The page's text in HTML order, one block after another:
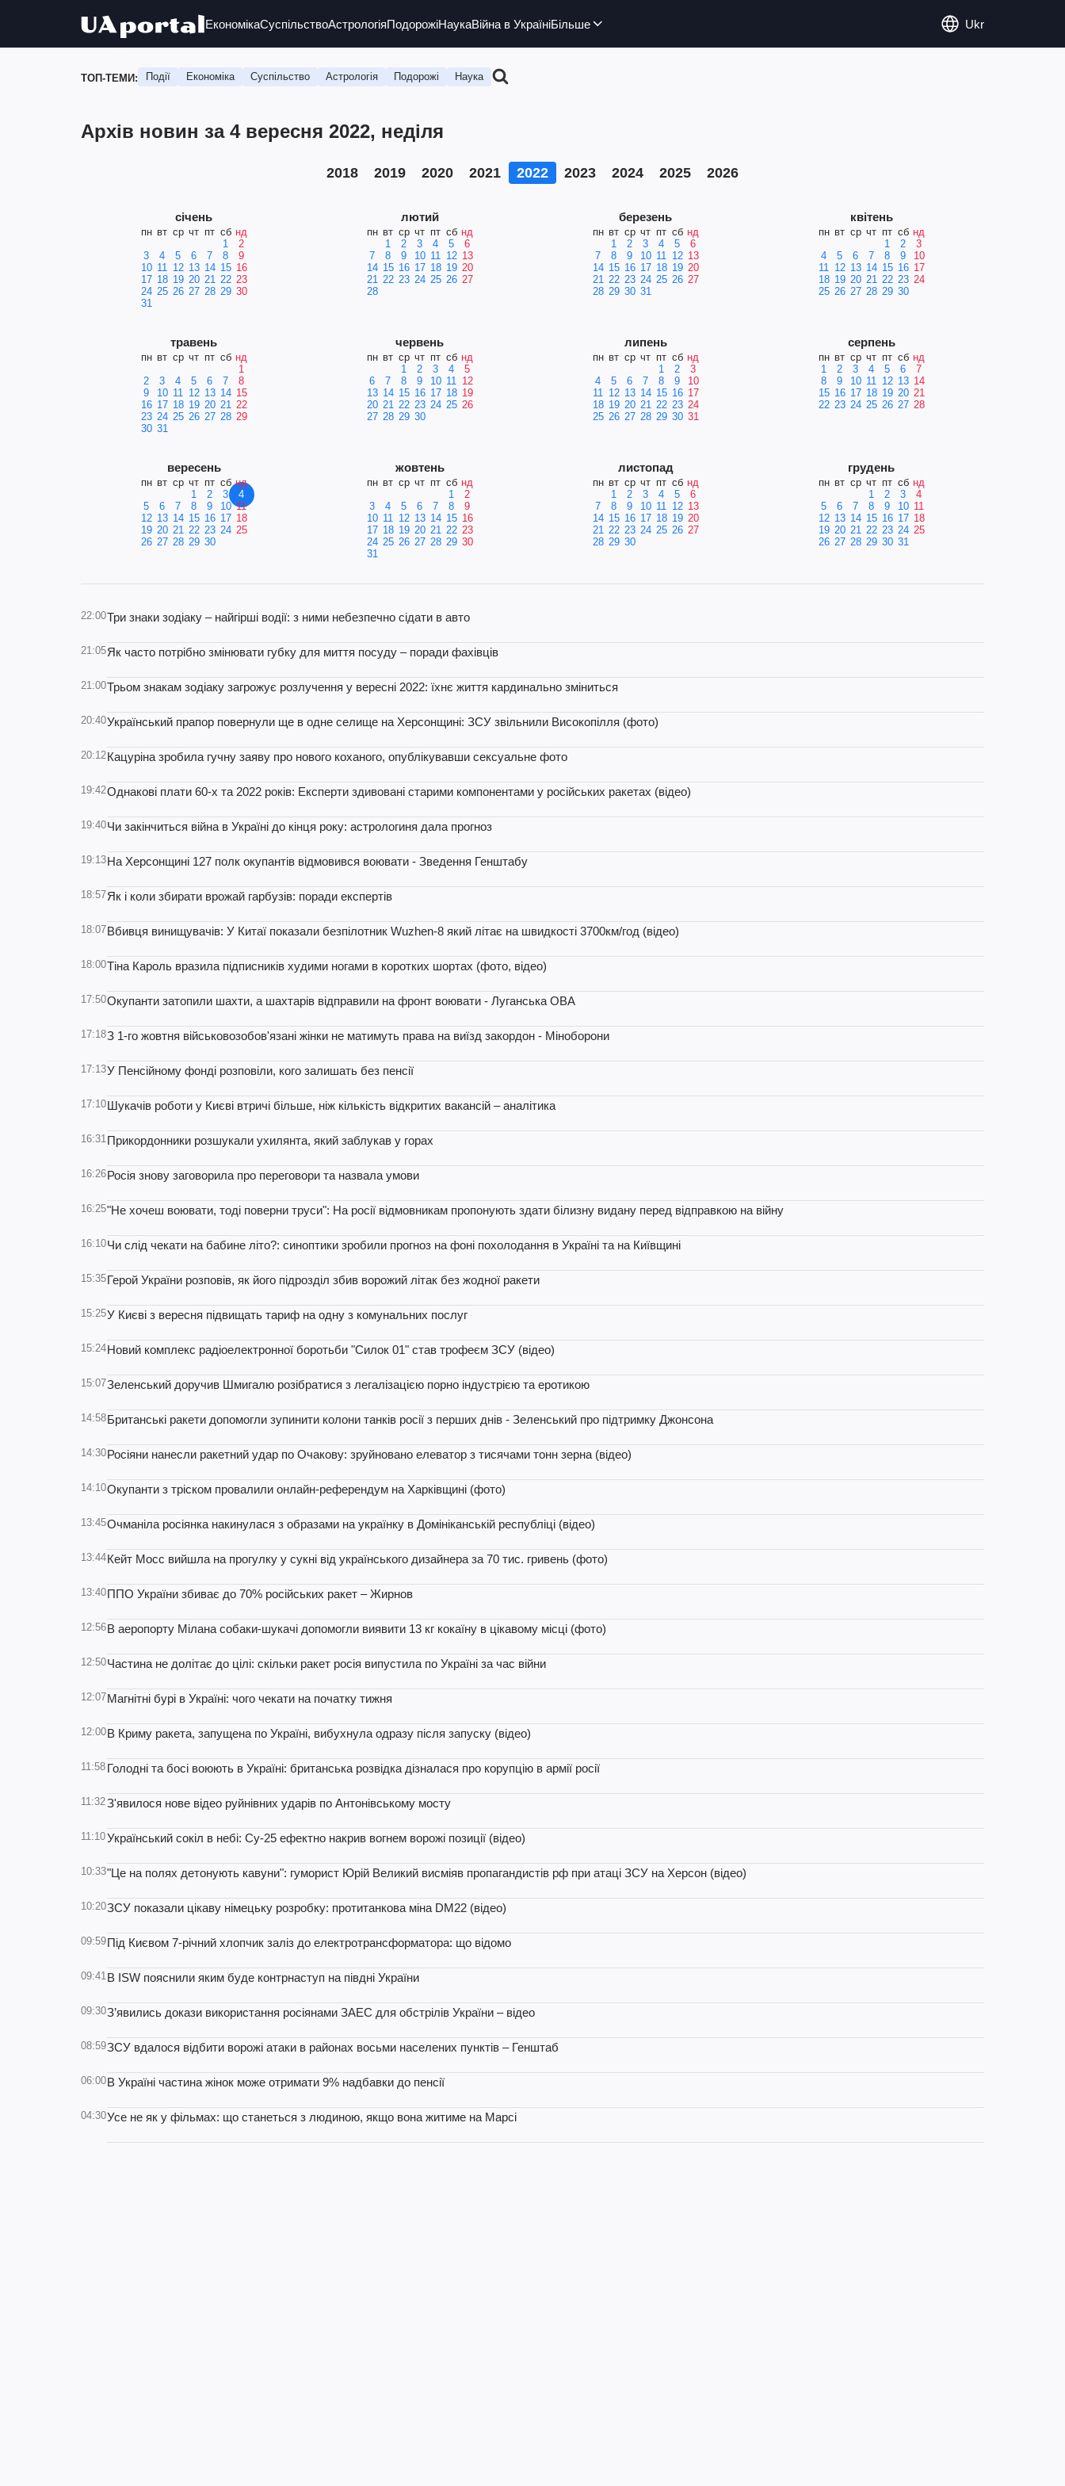
ЕкономікаСуспільствоАстрологіяПодорожіНаукаВійна в УкраїніБільше Ukr
ТОП-ТЕМИ: Події Економіка Суспільство Астрологія Подорожі Наука
Архів новин за 4 вересня 2022, неділя
2018 2019 2020 2021 2022 2023 2024 2025 2026
січень
пн вт ср чт пт сб нд
1
2
3
4 5 6 7 8
9
10 11 12 13 14 15 16
17 18 19 20 21 22 23
24 25 26 27 28 29 30
31
лютий
пн вт ср чт пт сб нд
1
2 3 4 5
6
7
8 9 10 11 12 13
14 15 16 17 18 19 20
21 22 23 24 25 26 27
28
березень
пн вт ср чт пт сб нд
1
2 3 4 5
6
7
8 9 10 11 12 13
14 15 16 17 18 19 20
21 22 23 24 25 26 27
28 29 30 31
квітень
пн вт ср чт пт сб нд
1
2
3
4
5 6 7 8 9
10
11 12 13 14 15 16 17
18 19 20 21 22 23 24
25 26 27 28 29 30
травень
пн вт ср чт пт сб нд
1
2
3 4 5 6 7
8
9
10 11 12 13 14 15
16 17 18 19 20 21 22
23 24 25 26 27 28 29
30 31
червень
пн вт ср чт пт сб нд
1
2 3 4
5
6
7 8 9 10 11 12
13 14 15 16 17 18 19
20 21 22 23 24 25 26
27 28 29 30
липень
пн вт ср чт пт сб нд
1
2
3
4
5 6 7 8 9
10
11 12 13 14 15 16 17
18 19 20 21 22 23 24
25 26 27 28 29 30 31
серпень
пн вт ср чт пт сб нд
1
2 3 4 5 6
7
8
9 10 11 12 13 14
15 16 17 18 19 20 21
22 23 24 25 26 27 28
вересень
пн вт ср чт пт сб нд
1
2 3
4
5
6 7 8 9 10 11
12 13 14 15 16 17 18
19 20 21 22 23 24 25
26 27 28 29 30
жовтень
пн вт ср чт пт сб нд
1
2
3
4 5 6 7 8
9
10 11 12 13 14 15 16
17 18 19 20 21 22 23
24 25 26 27 28 29 30
31
листопад
пн вт ср чт пт сб нд
1
2 3 4 5
6
7
8 9 10 11 12 13
14 15 16 17 18 19 20
21 22 23 24 25 26 27
28 29 30
грудень
пн вт ср чт пт сб нд
1
2 3
4
5
6 7 8 9 10 11
12 13 14 15 16 17 18
19 20 21 22 23 24 25
26 27 28 29 30 31
22:00Три знаки зодіаку – найгірші водії: з ними небезпечно сідати в авто
21:05Як часто потрібно змінювати губку для миття посуду – поради фахівців
21:00Трьом знакам зодіаку загрожує розлучення у вересні 2022: їхнє життя кардинально зміниться
20:40Український прапор повернули ще в одне селище на Херсонщині: ЗСУ звільнили Високопілля (фото)
20:12Кацуріна зробила гучну заяву про нового коханого, опублікувавши сексуальне фото
19:42Однакові плати 60-х та 2022 років: Експерти здивовані старими компонентами у російських ракетах (відео)
19:40Чи закінчиться війна в Україні до кінця року: астрологиня дала прогноз
19:13На Херсонщині 127 полк окупантів відмовився воювати - Зведення Генштабу
18:57Як і коли збирати врожай гарбузів: поради експертів
18:07Вбивця винищувачів: У Китаї показали безпілотник Wuzhen-8 який літає на швидкості 3700км/год (відео)
18:00Тіна Кароль вразила підписників худими ногами в коротких шортах (фото, відео)
17:50Окупанти затопили шахти, а шахтарів відправили на фронт воювати - Луганська ОВА
17:18З 1-го жовтня військовозобов'язані жінки не матимуть права на виїзд закордон - Міноборони
17:13У Пенсійному фонді розповіли, кого залишать без пенсії
17:10Шукачів роботи у Києві втричі більше, ніж кількість відкритих вакансій – аналітика
16:31Прикордонники розшукали ухилянта, який заблукав у горах
16:26Росія знову заговорила про переговори та назвала умови
16:25"Не хочеш воювати, тоді поверни труси": На росії відмовникам пропонують здати білизну видану перед відправкою на війну
16:10Чи слід чекати на бабине літо?: синоптики зробили прогноз на фоні похолодання в Україні та на Київщині
15:35Герой України розповів, як його підрозділ збив ворожий літак без жодної ракети
15:25У Києві з вересня підвищать тариф на одну з комунальних послуг
15:24Новий комплекс радіоелектронної боротьби "Силок 01" став трофеєм ЗСУ (відео)
15:07Зеленський доручив Шмигалю розібратися з легалізацією порно індустрією та еротикою
14:58Британські ракети допомогли зупинити колони танків росії з перших днів - Зеленський про підтримку Джонсона
14:30Росіяни нанесли ракетний удар по Очакову: зруйновано елеватор з тисячами тонн зерна (відео)
14:10Окупанти з тріском провалили онлайн-референдум на Харківщині (фото)
13:45Очманіла росіянка накинулася з образами на українку в Домініканській республіці (відео)
13:44Кейт Мосс вийшла на прогулку у сукні від українського дизайнера за 70 тис. гривень (фото)
13:40ППО України збиває до 70% російських ракет – Жирнов
12:56В аеропорту Мілана собаки-шукачі допомогли виявити 13 кг кокаїну в цікавому місці (фото)
12:50Частина не долітає до цілі: скільки ракет росія випустила по Україні за час війни
12:07Магнітні бурі в Україні: чого чекати на початку тижня
12:00В Криму ракета, запущена по Україні, вибухнула одразу після запуску (відео)
11:58 Голодні та босі воюють в Україні: британська розвідка дізналася про корупцію в армії росії
11:32З'явилося нове відео руйнівних ударів по Антонівському мосту
11:10Український сокіл в небі: Су-25 ефектно накрив вогнем ворожі позиції (відео)
10:33"Це на полях детонують кавуни": гуморист Юрій Великий висміяв пропагандистів рф при атаці ЗСУ на Херсон (відео)
10:20ЗСУ показали цікаву німецьку розробку: протитанкова міна DM22 (відео)
09:59Під Києвом 7-річний хлопчик заліз до електротрансформатора: що відомо
09:41В ISW пояснили яким буде контрнаступ на півдні України
09:30З’явились докази використання росіянами ЗАЕС для обстрілів України – відео
08:59ЗСУ вдалося відбити ворожі атаки в районах восьми населених пунктів – Генштаб
06:00В Україні частина жінок може отримати 9% надбавки до пенсії
04:30Усе не як у фільмах: що станеться з людиною, якщо вона житиме на Марсі